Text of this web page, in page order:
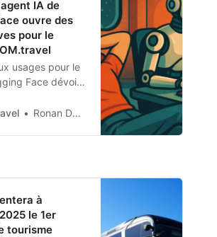
IA de
ouvre des
pour le
usages pour le
Face dévoile
l’IA d’interagir
Ronan Daniel
à
le 1er
tourisme